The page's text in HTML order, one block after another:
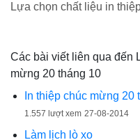
Lựa chọn chất liệu in
Các bài viết liên qua đến
mừng 20 tháng 10
In thiệp chúc mừng 20
1.557 lượt xem 27-08-2014
Làm lịch lò xo